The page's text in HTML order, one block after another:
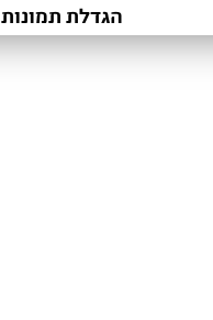
הגדלת תמונות